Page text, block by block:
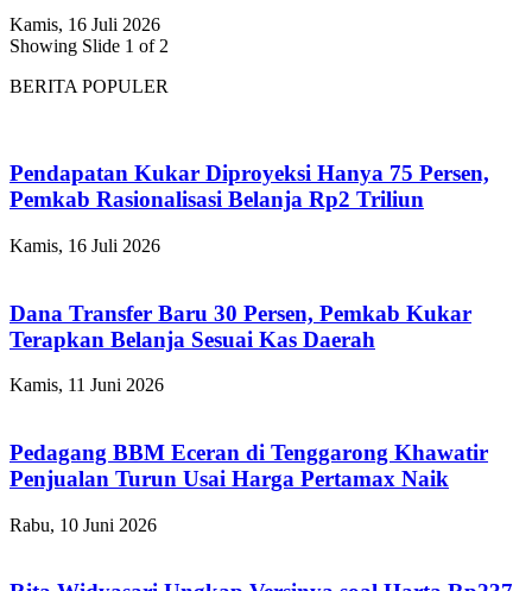
Kamis, 16 Juli 2026
Showing Slide 1 of 2
BERITA POPULER
Pendapatan Kukar Diproyeksi Hanya 75 Persen,
Pemkab Rasionalisasi Belanja Rp2 Triliun
Kamis, 16 Juli 2026
Dana Transfer Baru 30 Persen, Pemkab Kukar
Terapkan Belanja Sesuai Kas Daerah
Kamis, 11 Juni 2026
Pedagang BBM Eceran di Tenggarong Khawatir
Penjualan Turun Usai Harga Pertamax Naik
Rabu, 10 Juni 2026